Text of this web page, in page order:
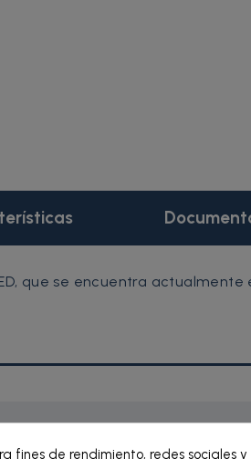
que se encuentra
fines de rendimiento, redes sociales y